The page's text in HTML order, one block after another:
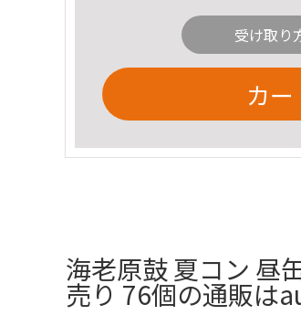
受け取り
カ
海老原鼓 夏コン 昼
売り 76個の通販は